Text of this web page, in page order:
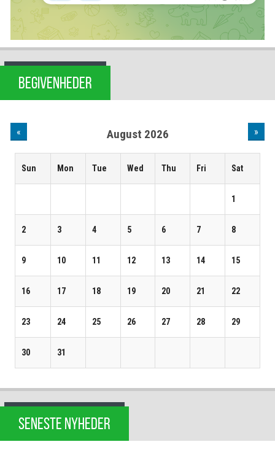
BEGIVENHEDER
« August 2026 »
Sun Mon Tue Wed Thu Fri Sat
1
2 3 4 5 6 7 8
9 10 11 12 13 14 15
16 17 18 19 20 21 22
23 24 25 26 27 28 29
30 31
SENESTE NYHEDER